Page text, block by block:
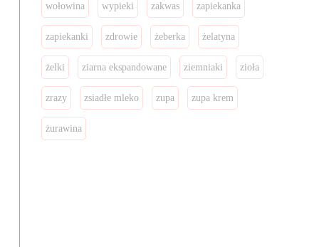
wołowina wypieki zakwas zapiekanka
zapiekanki zdrowie żeberka żelatyna
żelki ziarna ekspandowane ziemniaki zioła
zrazy zsiadłe mleko zupa zupa krem
żurawina